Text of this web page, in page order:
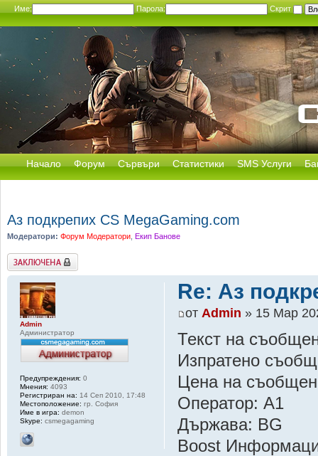
Име: Парола: Скрит
Начало Форум Сървъри Статистики SMS Услуги
Аз подкрепих CS MegaGaming.com
Модератори: Форум Модератори Екип Банове
Заключена
Re: Аз
от Admin » 15 Мар
Текст на
Изпратено
Цена на
Оператор: A1
Държава: BG
Boost
Admin
Администратор
Предупреждения: 0
Мнения: 4093
Регистриран на: 14 Сеп 2010, 17:48
Местоположение: гр. София
Име в игра: demon
Skype: csmegagaming